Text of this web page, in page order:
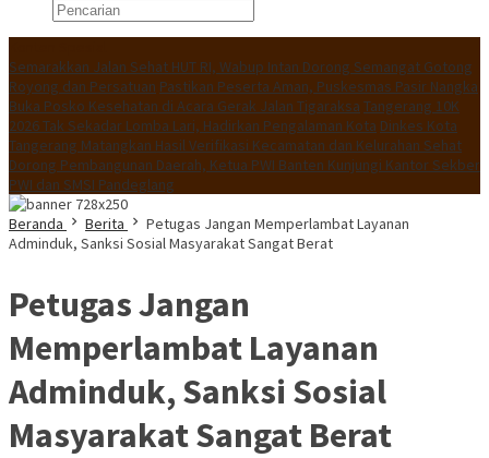
Semarakkan Jalan Sehat HUT RI, Wabup Intan Dorong Semangat Gotong
Royong dan Persatuan Pastikan Peserta Aman, Puskesmas Pasir Nangka
Buka Posko Kesehatan di Acara Gerak Jalan Tigaraksa Tangerang 10K
2026 Tak Sekadar Lomba Lari, Hadirkan Pengalaman Kota Dinkes Kota
Tangerang Matangkan Hasil Verifikasi Kecamatan dan Kelurahan Sehat
Dorong Pembangunan Daerah, Ketua PWI Banten Kunjungi Kantor Sekber
PWI dan SMSI Pandeglang
Beranda
Berita
Petugas Jangan Memperlambat Layanan
Adminduk, Sanksi Sosial Masyarakat Sangat Berat
Petugas Jangan
Memperlambat Layanan
Adminduk, Sanksi Sosial
Masyarakat Sangat Berat